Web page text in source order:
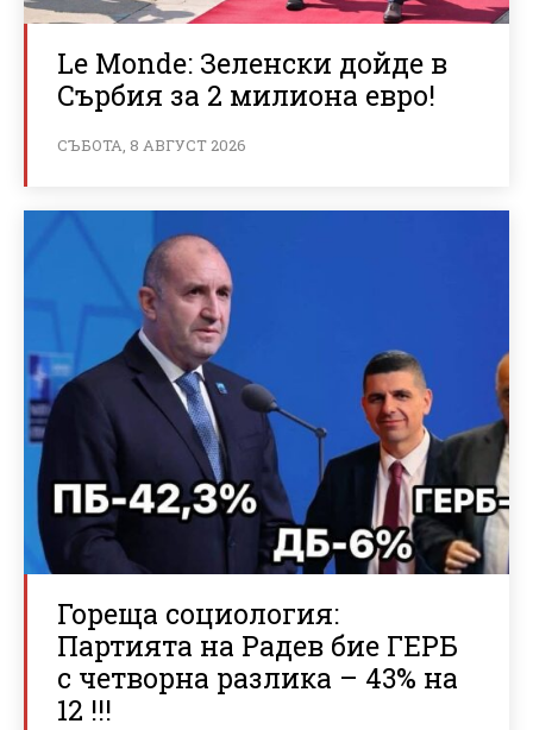
Le Monde: Зеленски дойде в
Сърбия за 2 милиона евро!
СЪБОТА, 8 АВГУСТ 2026
Гореща социология:
Партията на Радев бие ГЕРБ
с четворна разлика – 43% на
12 !!!